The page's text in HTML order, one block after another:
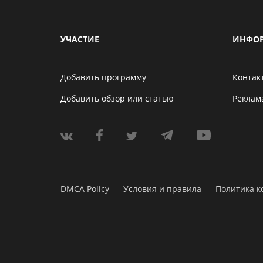
УЧАСТИЕ
Добавить программу
Добавить обзор или статью
DMCA Policy Условия и правила
Политика